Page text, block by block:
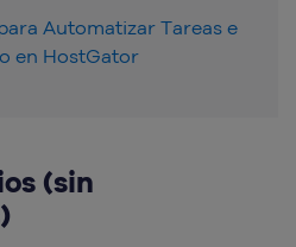
Automatizar Tareas e
en HostGator
(sin